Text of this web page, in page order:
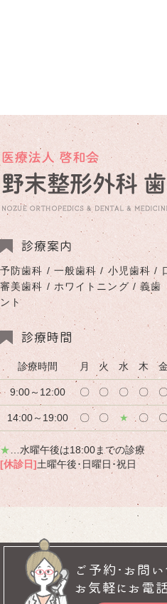
診療案内
予防歯科 / 一般歯科 / 小児歯科 /
審美歯科 / ホワイトニング / 義歯
ント
診療時間
診療時間 月 火 水 木 金
9:00～12:00 〇 〇 〇 〇
14:00～19:00 〇 〇 ★ 〇
★ …水曜午後は18:00までの診療
[休診日]土曜午後･日曜日･祝日
ご予約･お問
お気軽にお電